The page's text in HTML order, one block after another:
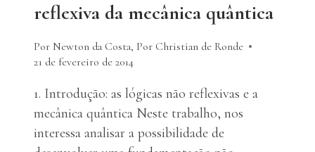
reflexiva da mecânica quântica
Por Newton da Costa, Por Christian de Ronde
21 de fevereiro de 2014
1. Introdução: as lógicas não reflexivas e a
mecânica quântica Neste trabalho, nos
interessa analisar a possibilidade de